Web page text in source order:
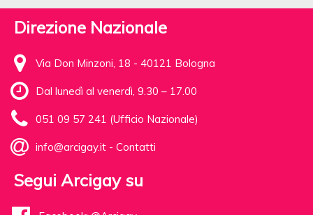
Direzione Nazionale
Via Don Minzoni, 18 - 40121 Bologna
Dal lunedì al venerdì, 9.30 – 17.00
051 09 57 241 (Ufficio Nazionale)
info@arcigay.it - Contatti
Segui Arcigay su